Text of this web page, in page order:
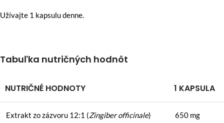
Užívajte 1 kapsulu denne.
Tabuľka nutričných hodnôt
NUTRIČNÉ HODNOTY 1 KAPSULA
Extrakt zo zázvoru 12:1 (Zingiber officinale) 650 mg